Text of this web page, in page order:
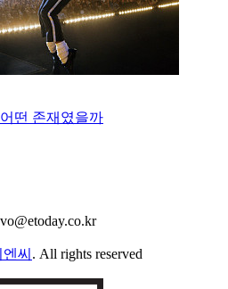
떤 존재였을까
씨 . All rights reserved